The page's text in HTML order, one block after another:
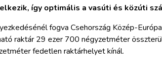
így optimális a vasúti és közúti
fogva Csehország Közép-
raktár 29 ezer 700 négyzetméter
fedetlen raktárhelyet kínál.